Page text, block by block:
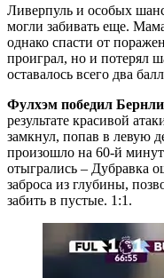
Ливерпуль и особых
могли забивать еще.
однако спасти от
проиграл, но и потерял
оставалось всего два
Фулхэм победил Бернли
результате красивой
замкнул, попав в левую
произошло на 60-й
отыгрались – Дубравка
заброса из глубины,
забить в пустые. 1:1.